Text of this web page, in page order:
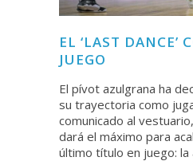
EL ‘LAST DANCE’
JUEGO
El pívot azulgrana ha
su trayectoria como
comunicado al
dará el máximo para
último título en juego: la